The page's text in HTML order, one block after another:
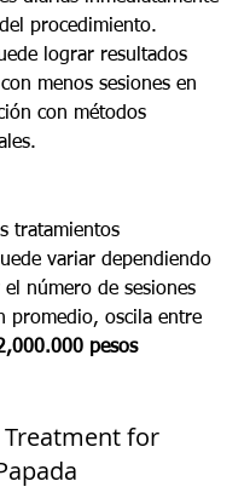
procedimiento.
lograr resultados
menos sesiones en
con métodos
tratamientos
variar dependiendo
número de sesiones
promedio, oscila entre
pesos
Treatment for